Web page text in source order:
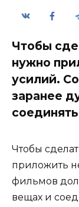
Чтобы
нужно
усилий.
заранее
Чтобы
приложить
фильмов
вещах и